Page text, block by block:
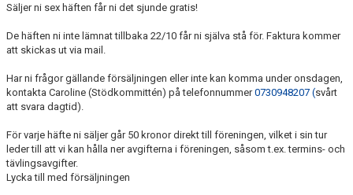
Säljer ni sex häften får ni det sjunde gratis!
De häften ni inte lämnat tillbaka 22/10 får ni själva stå för. Faktura kommer
att skickas ut via mail.
Har ni frågor gällande försäljningen eller inte kan komma under onsdagen,
kontakta Caroline (Stödkommittén) på telefonnummer0730948207 (svårt
att svara dagtid).
För varje häfte ni säljer går 50 kronor direkt till föreningen, vilket i sin tur
leder till att vi kan hålla ner avgifterna i föreningen, såsom t.ex. termins- och
tävlingsavgifter.
Lycka till med försäljningen